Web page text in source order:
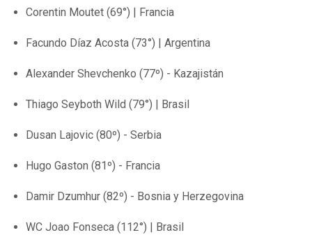
Corentin Moutet (69°) | Francia
Facundo Díaz Acosta (73°) | Argentina
Alexander Shevchenko (77º) - Kazajistán
Thiago Seyboth Wild (79°) | Brasil
Dusan Lajovic (80º) - Serbia
Hugo Gaston (81º) - Francia
Damir Dzumhur (82º) - Bosnia y Herzegovina
WC Joao Fonseca (112°) | Brasil